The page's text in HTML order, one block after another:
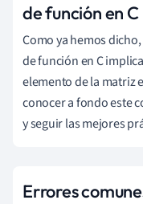
de función en C
Como ya hemos
de función en C
elemento de la matriz
conocer a fondo este
y seguir las mejores
Errores